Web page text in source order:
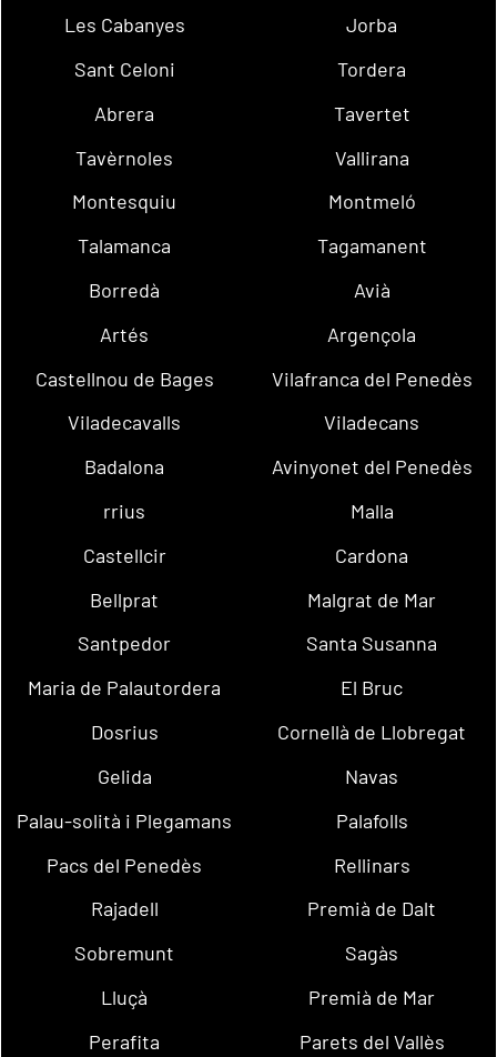
Les Cabanyes
Jorba
Sant Celoni
Tordera
Abrera
Tavertet
Tavèrnoles
Vallirana
Montesquiu
Montmeló
Talamanca
Tagamanent
Borredà
Avià
Artés
Argençola
Castellnou de Bages
Vilafranca del Penedès
Viladecavalls
Viladecans
Badalona
Avinyonet del Penedès
rrius
Malla
Castellcir
Cardona
Bellprat
Malgrat de Mar
Santpedor
Santa Susanna
Maria de Palautordera
El Bruc
Dosrius
Cornellà de Llobregat
Gelida
Navas
Palau-solità i Plegamans
Palafolls
Pacs del Penedès
Rellinars
Rajadell
Premià de Dalt
Sobremunt
Sagàs
Lluçà
Premià de Mar
Perafita
Parets del Vallès